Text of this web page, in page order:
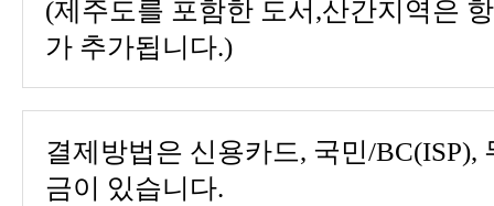
가 추가됩니다.)
금이 있습니다.